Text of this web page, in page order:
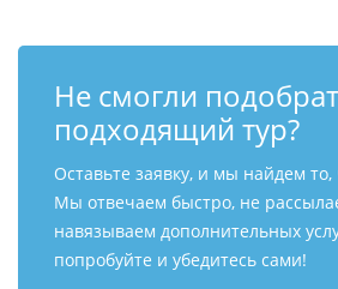
Не смогли
подходящий тур?
Оставьте заявку, и мы найдем
Мы отвечаем быстро, не
навязываем дополнительных
попробуйте и убедитесь сами!